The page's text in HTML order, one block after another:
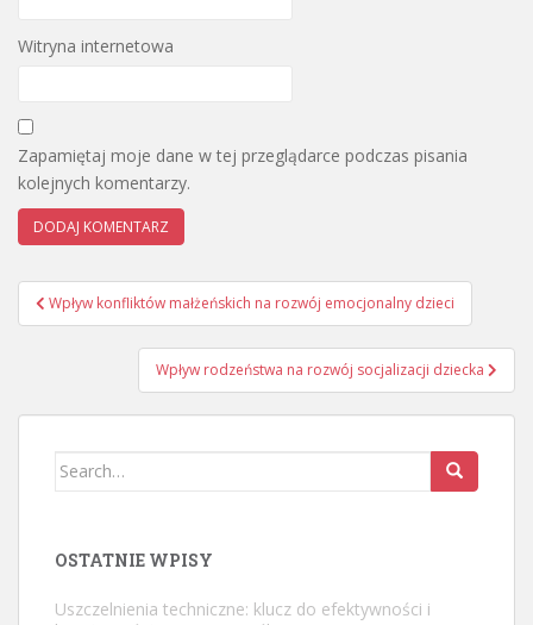
Witryna internetowa
Zapamiętaj moje dane w tej przeglądarce podczas pisania
kolejnych komentarzy.
Nawigacja
wpisu
Wpływ konfliktów małżeńskich na rozwój emocjonalny dzieci
Wpływ rodzeństwa na rozwój socjalizacji dziecka
Search
OSTATNIE WPISY
Uszczelnienia techniczne: klucz do efektywności i